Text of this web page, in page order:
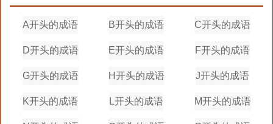
A开头的成语 B开头的成语 C开头的成语
D开头的成语 E开头的成语 F开头的成语
G开头的成语 H开头的成语 J开头的成语
K开头的成语 L开头的成语 M开头的成语